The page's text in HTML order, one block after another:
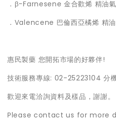
．β-Farnesene 金合歡烯 精油
．Valencene 巴倫西亞橘烯 精
惠民製藥 您開拓市場的好夥伴!
技術服務專線: 02-25223104 分
歡迎來電洽詢資料及樣品，謝謝。
Please contact us for more